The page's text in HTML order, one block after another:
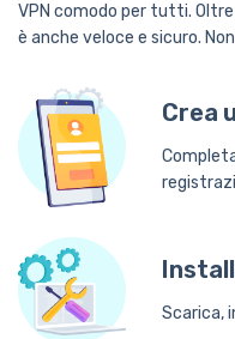
VPN comodo per tutti. Oltre
è anche veloce e sicuro.
Crea
Scarica,